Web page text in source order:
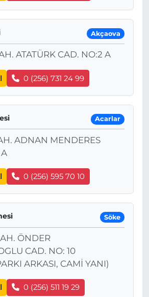
Akçaova
ATATÜRK CAD. NO:2 A
0 (256) 731 24 99
Acarlar
ADNAN MENDERES
0 (256) 595 70 10
Söke
ÖNDER
CAD. NO: 10
ARKASI, CAMİ YANI)
0 (256) 511 19 29